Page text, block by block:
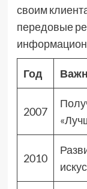
своим
передовые
Год
2007
2010